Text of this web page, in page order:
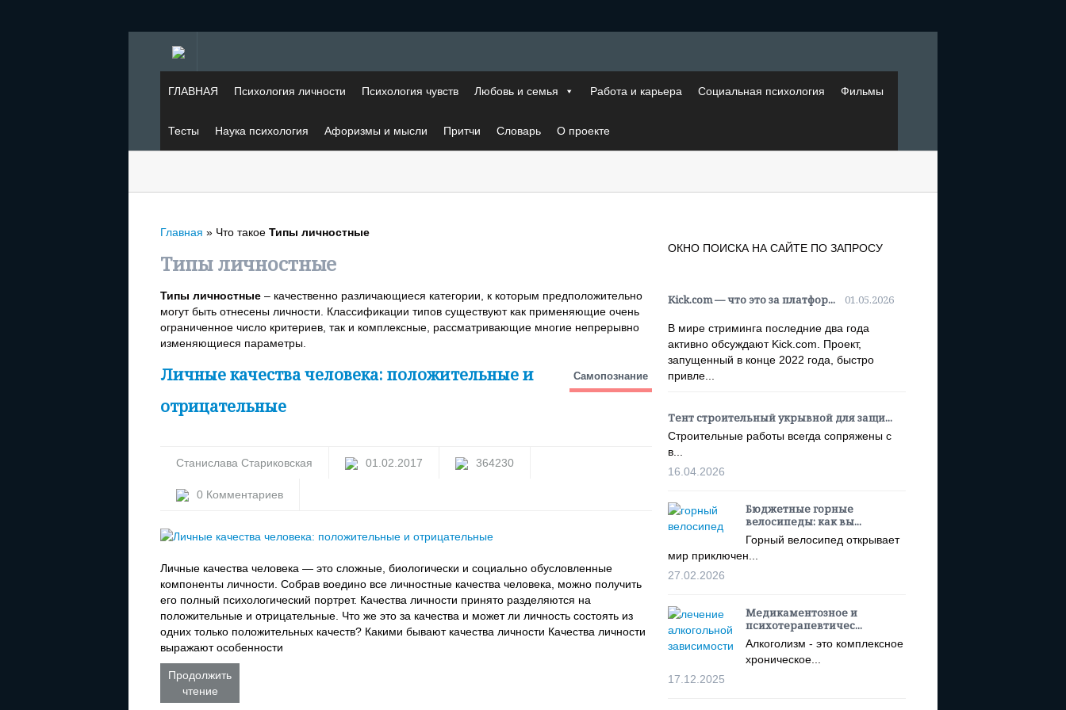
ГЛАВНАЯ Психология личности Психология чувств Любовь и семья Работа и карьера Социальная психология Фильмы
Тесты Наука психология Афоризмы и мысли Притчи Словарь О проекте
Главная » Что такое Типы личностные
Типы личностные
Типы личностные – качественно различающиеся категории, к которым предположительно
могут быть отнесены личности. Классификации типов существуют как применяющие очень
ограниченное число критериев, так и комплексные, рассматривающие многие непрерывно
изменяющиеся параметры.
Личные качества человека: положительные и
отрицательные
Самопознание
Станислава Стариковская 01.02.2017 364230
0 Комментариев
Личные качества человека — это сложные, биологически и социально обусловленные
компоненты личности. Собрав воедино все личностные качества человека, можно получить
его полный психологический портрет. Качества личности принято разделяются на
положительные и отрицательные. Что же это за качества и может ли личность состоять из
одних только положительных качеств? Какими бывают качества личности Качества личности
выражают особенности
Продолжить
чтение
ОКНО ПОИСКА НА САЙТЕ ПО ЗАПРОСУ
Kick.com — что это за платфор... 01.05.2026
В мире стриминга последние два года
активно обсуждают Kick.com. Проект,
запущенный в конце 2022 года, быстро
привле...
Тент строительный укрывной для защи...
Строительные работы всегда сопряжены с
в...
16.04.2026
Бюджетные горные
велосипеды: как вы...
Горный велосипед открывает
мир приключен...
27.02.2026
Медикаментозное и
психотерапевтичес...
Алкоголизм - это комплексное
хроническое...
17.12.2025